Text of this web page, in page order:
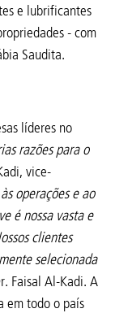
e lubrificantes
- com
Saudita.
líderes no
razões para o
vice-
operações e ao
é nossa vasta e
clientes
selecionada
Faisal Al-Kadi. A
em todo o país